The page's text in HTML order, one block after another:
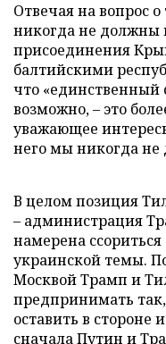
Отвечая на вопрос
никогда не должны
присоединения
балтийскими
что «единственный
возможно, – это
уважающее
него мы никогда не
В целом позиция
– администрация
намерена
украинской темы.
Москвой Трамп и
предпринимать
оставить в стороне
сначала Путин и